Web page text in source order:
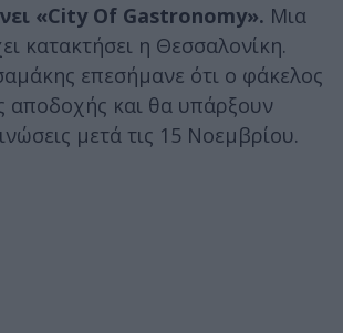
«City Of Gastronomy». Μια
κατακτήσει η Θεσσαλονίκη.
επεσήμανε ότι ο φάκελος
αποδοχής και θα υπάρξουν
μετά τις 15 Νοεμβρίου.